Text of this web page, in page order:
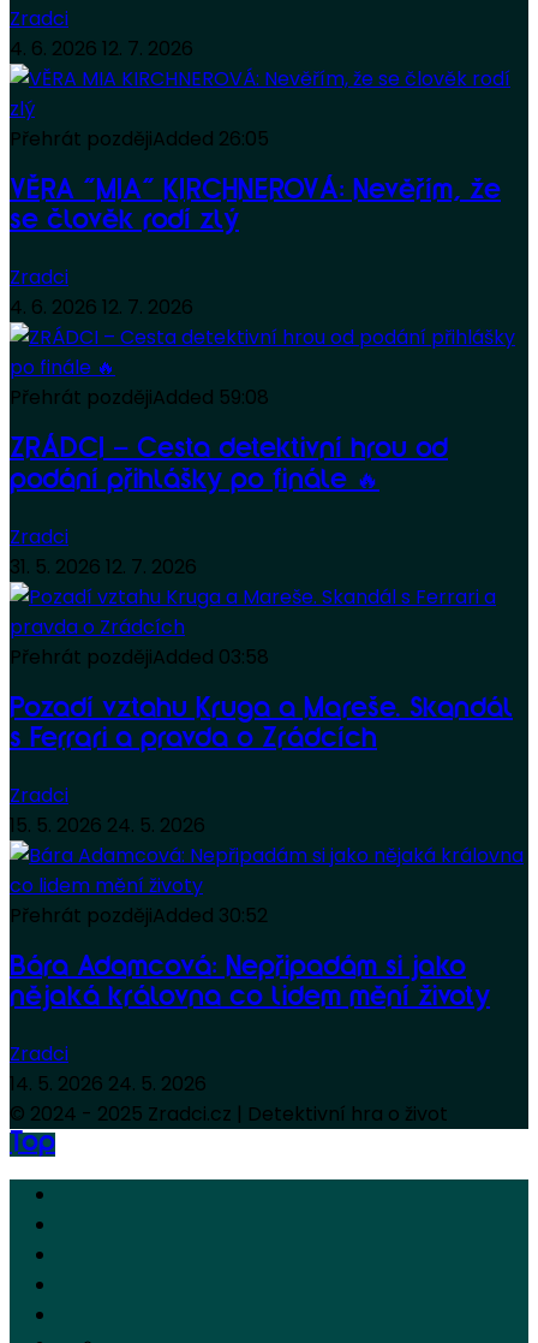
Zradci
4. 6. 2026 12. 7. 2026
Přehrát pozdějiAdded 26:05
VĚRA “MIA” KIRCHNEROVÁ: Nevěřím, že
se člověk rodí zlý
Zradci
4. 6. 2026 12. 7. 2026
Přehrát pozdějiAdded 59:08
ZRÁDCI – Cesta detektivní hrou od
podání přihlášky po finále 🔥
Zradci
31. 5. 2026 12. 7. 2026
Přehrát pozdějiAdded 03:58
Pozadí vztahu Kruga a Mareše. Skandál
s Ferrari a pravda o Zrádcích
Zradci
15. 5. 2026 24. 5. 2026
Přehrát pozdějiAdded 30:52
Bára Adamcová: Nepřipadám si jako
nějaká královna co lidem mění životy
Zradci
14. 5. 2026 24. 5. 2026
© 2024 - 2025 Zradci.cz | Detektivní hra o život
Top